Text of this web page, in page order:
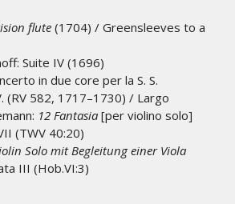
flute (1704) / Greensleeves to a
Suite IV (1696)
in due core per la S. S.
(RV 582, 1717–1730) / Largo
12 Fantasia [per violino solo]
(TWV 40:20)
Solo mit Begleitung einer Viola
III (Hob.VI:3)